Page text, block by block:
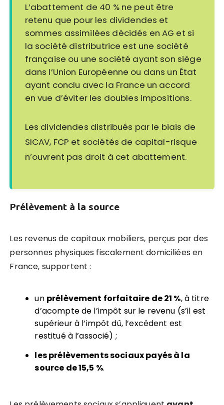
L’abattement de 40 % ne peut être
retenu que pour les dividendes et
sommes assimilées décidés en AG et si
la société distributrice est une société
française ou une société ayant son siège
dans l’Union Européenne ou dans un État
ayant conclu avec la France un accord
en vue d’éviter les doubles impositions.
Les dividendes distribués par le biais de
SICAV, FCP et sociétés de capital-risque
n’ouvrent pas droit à cet abattement.
Prélèvement à la source
Les revenus de capitaux mobiliers, perçus par des
personnes physiques fiscalement domiciliées en
France, supportent :
un prélèvement forfaitaire de 21 %, à titre
d’acompte de l’impôt sur le revenu (s’il est
supérieur à l’impôt dû, l’excédent est
restitué à l’associé) ;
les prélèvements sociaux payés à la
source de 15,5 %.